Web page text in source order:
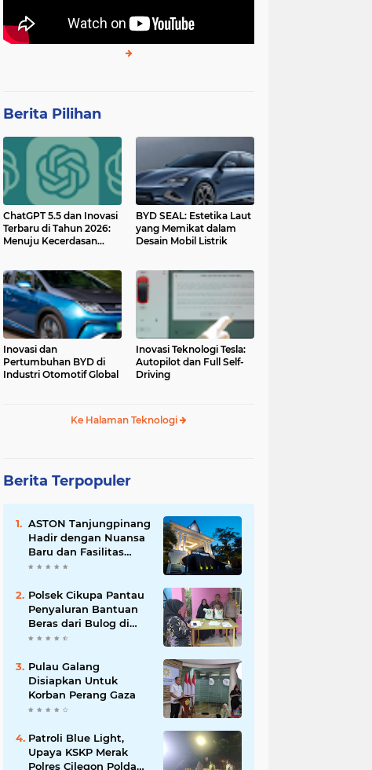
Berita Pilihan
ChatGPT 5.5 dan Inovasi
Terbaru di Tahun 2026:
Menuju Kecerdasan
BYD SEAL: Estetika Laut
yang Memikat dalam
Desain Mobil Listrik
Inovasi dan
Pertumbuhan BYD di
Industri Otomotif Global
Inovasi Teknologi Tesla:
Autopilot dan Full Self-
Driving
Ke Halaman Teknologi
Berita Terpopuler
ASTON Tanjungpinang
Hadir dengan Nuansa
Baru dan Fasilitas
Lengkap untuk
Polsek Cikupa Pantau
Penyaluran Bantuan
Beras dari Bulog di
Desa Pasir Gadung
Pulau Galang
Disiapkan Untuk
Korban Perang Gaza
Patroli Blue Light,
Upaya KSKP Merak
Polres Cilegon Polda